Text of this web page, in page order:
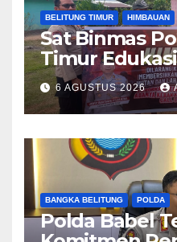
BELITUNG TIMUR HIMBAUAN
Sat Binmas
Timur
Desa Padang
Bahaya
6 AGUSTUS 2026
BANGKA BELITUNG POLDA
Polda Babel